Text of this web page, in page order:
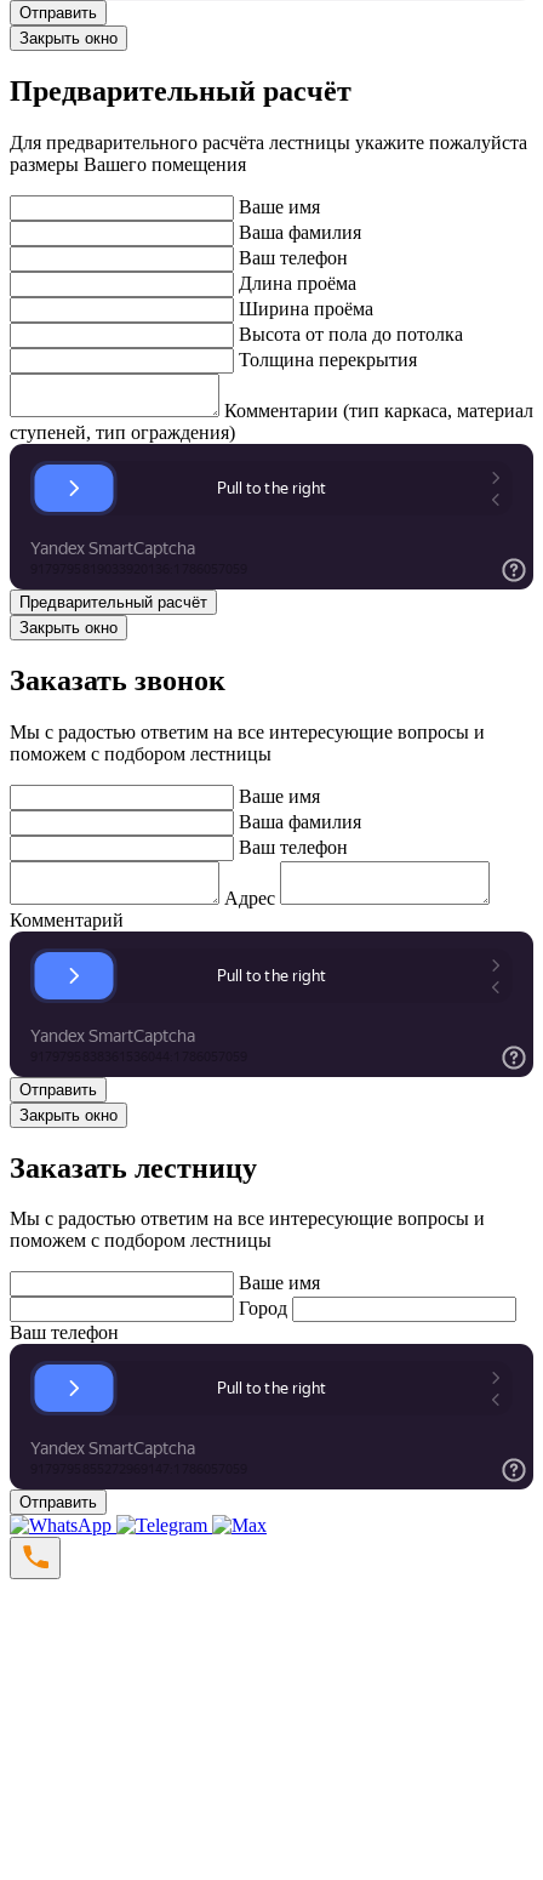
Закрыть окно
Предварительный расчёт
Для предварительного расчёта лестницы укажите пожалуйста
размеры Вашего помещения
Ваше имя
Ваша фамилия
Ваш телефон
Длина проёма
Ширина проёма
Высота от пола до потолка
Толщина перекрытия
Комментарии (тип каркаса, материал
ступеней, тип ограждения)
Закрыть окно
Заказать звонок
Мы с радостью ответим на все интересующие вопросы и
поможем с подбором лестницы
Ваше имя
Ваша фамилия
Ваш телефон
Адрес
Комментарий
Закрыть окно
Заказать лестницу
Мы с радостью ответим на все интересующие вопросы и
поможем с подбором лестницы
Ваше имя
Город
Ваш телефон